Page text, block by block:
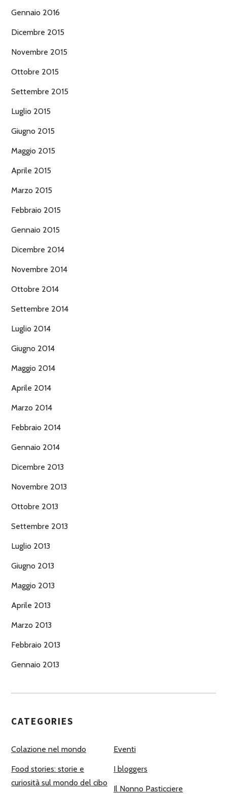
Gennaio 2016
Dicembre 2015
Novembre 2015
Ottobre 2015
Settembre 2015
Luglio 2015
Giugno 2015
Maggio 2015
Aprile 2015
Marzo 2015
Febbraio 2015
Gennaio 2015
Dicembre 2014
Novembre 2014
Ottobre 2014
Settembre 2014
Luglio 2014
Giugno 2014
Maggio 2014
Aprile 2014
Marzo 2014
Febbraio 2014
Gennaio 2014
Dicembre 2013
Novembre 2013
Ottobre 2013
Settembre 2013
Luglio 2013
Giugno 2013
Maggio 2013
Aprile 2013
Marzo 2013
Febbraio 2013
Gennaio 2013
CATEGORIES
Colazione nel mondo Eventi
Food stories: storie e
curiosità sul mondo del cibo
I bloggers
Il Nonno Pasticciere